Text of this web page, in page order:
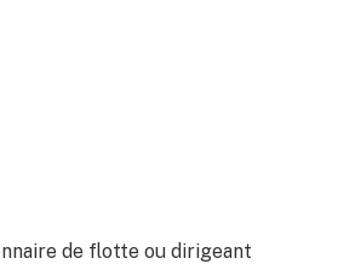
de flotte ou dirigeant